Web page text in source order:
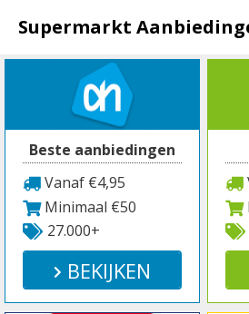
naar
inhoud
Supermarkt
Beste aanbiedingen
Vanaf €4,95
Minimaal €50
27.000+
BEKIJKEN